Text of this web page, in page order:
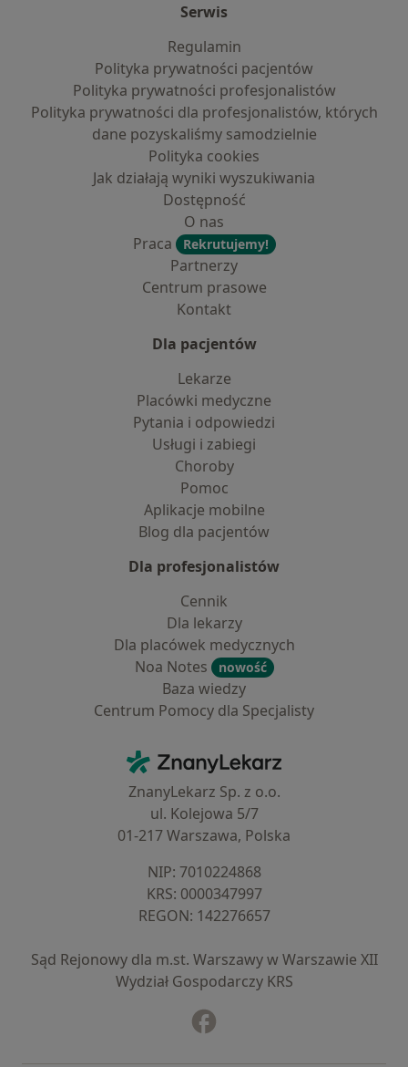
Serwis
Regulamin
Polityka prywatności pacjentów
Polityka prywatności profesjonalistów
Polityka prywatności dla profesjonalistów, których
dane pozyskaliśmy samodzielnie
Polityka cookies
Jak działają wyniki wyszukiwania
Dostępność
O nas
Praca
Rekrutujemy!
Partnerzy
Centrum prasowe
Kontakt
Dla pacjentów
Lekarze
Placówki medyczne
Pytania i odpowiedzi
Usługi i zabiegi
Choroby
Pomoc
Aplikacje mobilne
Blog dla pacjentów
Dla profesjonalistów
Cennik
Dla lekarzy
Dla placówek medycznych
Noa Notes
nowość
Baza wiedzy
Centrum Pomocy dla Specjalisty
ZnanyLekarz - Strona główna
ZnanyLekarz Sp. z o.o.
ul. Kolejowa 5/7
01-217 Warszawa, Polska
NIP: ⁠7010224868
KRS: ⁠0000347997
REGON: ⁠142276657
Sąd Rejonowy dla m.st. Warszawy w Warszawie XII
Wydział Gospodarczy KRS